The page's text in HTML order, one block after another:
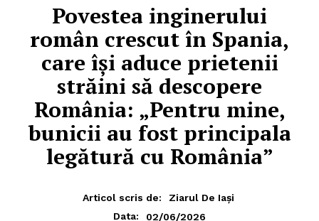
Povestea inginerului
român crescut în Spania,
care își aduce prietenii
străini să descopere
România: „Pentru mine,
bunicii au fost principala
legătură cu România”
Articol scris de:
Ziarul De Iași
Data:
02/06/2026